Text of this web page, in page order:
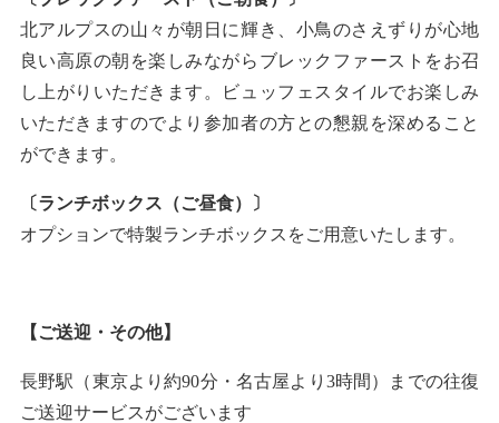
北アルプスの山々が朝日に輝き、小鳥のさえずりが心地
良い高原の朝を楽しみながらブレックファーストをお召
し上がりいただきます。ビュッフェスタイルでお楽しみ
いただきますのでより参加者の方との懇親を深めること
ができます。
〔ランチボックス（ご昼食）〕
オプションで特製ランチボックスをご用意いたします。
【ご送迎・その他】
長野駅（東京より約90分・名古屋より3時間）までの往復
ご送迎サービスがございます